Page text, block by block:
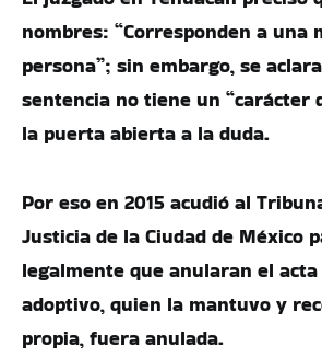
nombres: “Corresponden a una
persona”; sin embargo, se
sentencia no tiene un “carácter
la puerta abierta a la duda.
Por eso en 2015 acudió al
Justicia de la Ciudad de México
legalmente que anularan el
adoptivo, quien la mantuvo y
propia, fuera anulada.